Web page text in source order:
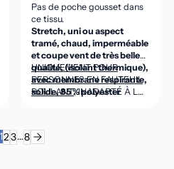
Pas de poche gousset dans
ce tissu.
Stretch, uni ou aspect
tramé, chaud, imperméable
et coupe vent de très belle
qualité, (isolant thermique),
avec membrane respirante,
solide, 85 % polyester
polyester micro, 320g/m2.
UNIQUEMENT POUR
PERSONNES EN FAUTEUIL
ROULANT, INADAPTÉ À LA
ASSEZ HAUTE POUR VENIR
COUVRIR LES REINS EN
123…8